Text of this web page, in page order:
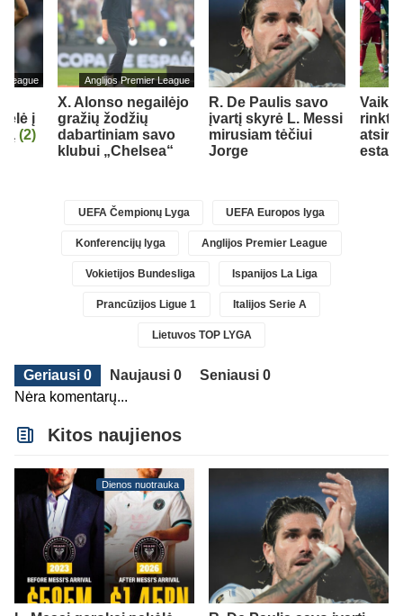
League
į
(2)
Anglijos Premier League
X. Alonso negailėjo
gražių žodžių
dabartiniam savo
klubui „Chelsea“
R. De Paulis savo
įvartį skyrė L. Messi
mirusiam tėčiui
Jorge
UEFA Čempionų Lyga UEFA Europos lyga
Konferencijų lyga Anglijos Premier League
Vokietijos Bundesliga Ispanijos La Liga
Prancūzijos Ligue 1 Italijos Serie A
Lietuvos TOP LYGA
Geriausi 0 Naujausi 0
Seniausi 0
Nėra komentarų...
Kitos naujienos
Dienos nuotrauka